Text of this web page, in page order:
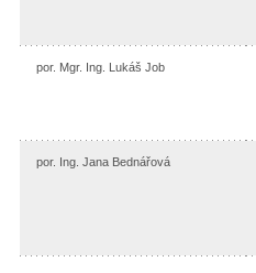
por. Mgr. Ing. Lukáš Job
por. Ing. Jana Bednářová